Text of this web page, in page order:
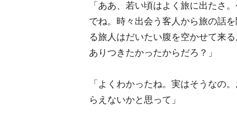
「ああ、若い頃はよく旅に出たさ
でね。時々出会う客人から旅の話
る旅人はだいたい腹を空かせて来
ありつきたかったからだろ？」
「よくわかったね。実はそうなの
らえないかと思って」